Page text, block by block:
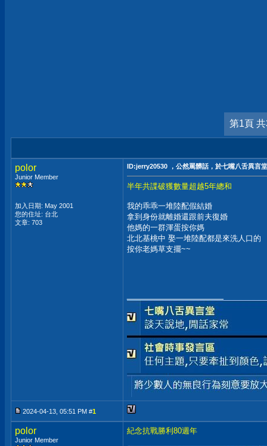
第1頁
polor
Junior Member
加入日期: May 2001
您的住址: 台北
文章: 703
ID:jerry20530 ，公然罵髒話，於七嘴八舌異言堂
半年共諜破獲數量超越5年總和
我的乖乖一堆陸配假結婚
拿到身份就離婚還跟前夫復婚
他媽的一群渾蛋按你媽
北北基桃中 娶一堆陸配都是來洗人口的
按你老媽草支擺~~
2024-04-13, 05:51 PM #1
polor
Junior Member
紀念抗戰勝利80週年